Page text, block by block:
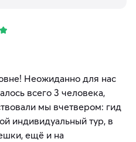
Неожиданно для нас
всего 3 человека,
мы вчетвером: гид
индивидуальный тур, в
ещё и на